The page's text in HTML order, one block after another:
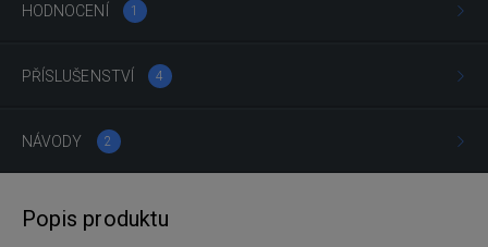
HODNOCENÍ 1
PŘÍSLUŠENSTVÍ 4
NÁVODY 2
Popis produktu